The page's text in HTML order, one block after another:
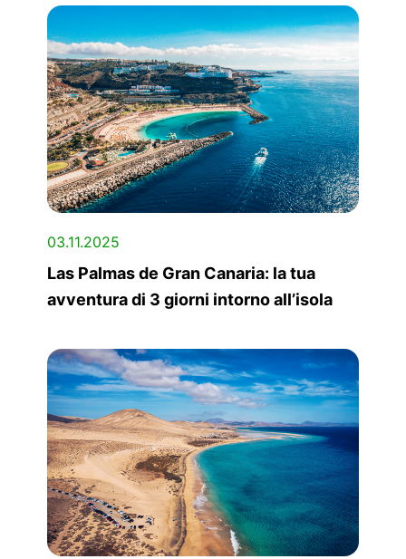
03.11.2025
Las Palmas de Gran Canaria: la tua
avventura di 3 giorni intorno all’isola